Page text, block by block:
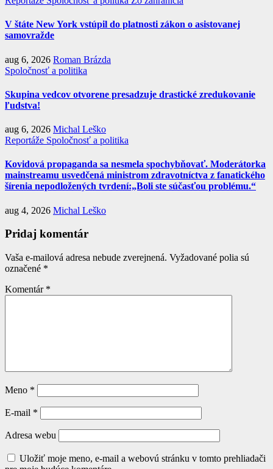
V štáte New York vstúpil do platnosti zákon o asistovanej
samovražde
aug 6, 2026 Roman Brázda
Spoločnosť a politika
Skupina vedcov otvorene presadzuje drastické zredukovanie
ľudstva!
aug 6, 2026 Michal Leško
Reportáže Spoločnosť a politika
Kovidová propaganda sa nesmela spochybňovať. Moderátorka
mainstreamu usvedčená ministrom zdravotníctva z fanatického
šírenia nepodložených tvrdení:„Boli ste súčasťou problému.“
aug 4, 2026 Michal Leško
Pridaj komentár
Vaša e-mailová adresa nebude zverejnená. Vyžadované polia sú
označené *
Komentár *
Meno *
E-mail *
Adresa webu
Uložiť moje meno, e-mail a webovú stránku v tomto prehliadači